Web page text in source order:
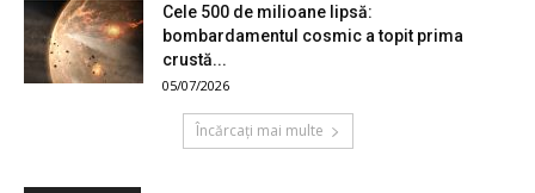
Cele 500 de milioane lipsă:
bombardamentul cosmic a topit prima
crustă...
05/07/2026
Încărcați mai multe